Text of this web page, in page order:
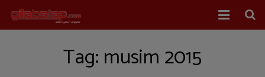
Tag: musim 2015